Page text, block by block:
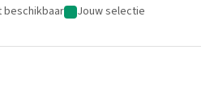
beschikbaar Jouw selectie